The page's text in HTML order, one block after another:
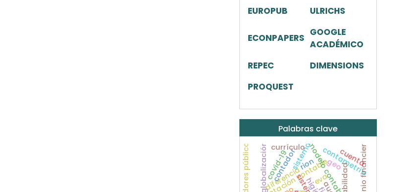
EUROPUB ULRICHS
ECONPAPERS GOOGLE
ACADÉMICO
REPEC
DIMENSIONS
PROQUEST
Palabras clave
modelo contable
diferencia
globalizacióncontador contametría
covid-19
currículo
sistema cuenta
eva
rion geo